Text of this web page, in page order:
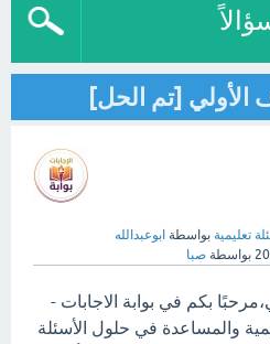
[تم الحل]
تعليمية بواسطة ابوعبدالله
بواسطة صبا
بكم في بوابة الاجابات -
والمساعدة في حلول الأسئلة